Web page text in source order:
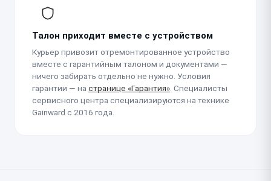
Талон приходит вместе с устройством
Курьер привозит отремонтированное устройство
вместе с гарантийным талоном и документами —
ничего забирать отдельно не нужно. Условия
гарантии — на странице «Гарантия» . Специалисты
сервисного центра специализируются на технике
Gainward с 2016 года.